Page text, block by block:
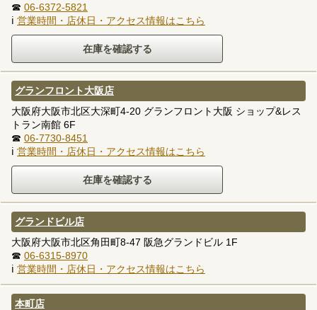
☎ 06-6372-5821
ℹ 営業時間・店休日・アクセス情報はこちら
グランフロント大阪店
大阪府大阪市北区大深町4-20 グランフロント大阪 ショップ&レス
トラン南館 6F
☎ 06-7730-8451
ℹ 営業時間・店休日・アクセス情報はこちら
グランドビル店
大阪府大阪市北区角田町8-47 阪急グランドビル 1F
☎ 06-6315-8970
ℹ 営業時間・店休日・アクセス情報はこちら
本町店